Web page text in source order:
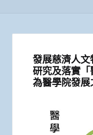
發展慈濟人
研究及落實「
為醫學院發展